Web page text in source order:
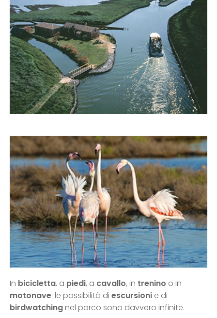
In bicicletta, a piedi, a cavallo, in trenino o in
motonave: le possibilità di escursioni e di
birdwatchingnel parco sono davvero infinite.